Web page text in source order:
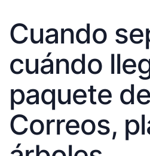
Cuando
cuándo
paquete de
Correos,